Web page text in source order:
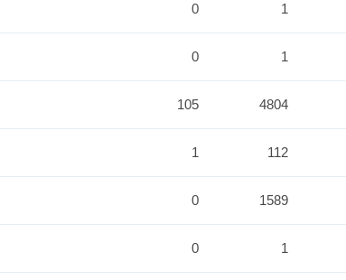
0 1
0 1
105 4804
1 112
0 1589
0 1